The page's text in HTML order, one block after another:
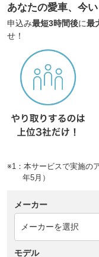
あなたの愛車、今い
申込み最短3時間後に最
せ！
※1：本サービスで実施の
年5月）
メーカー
モデル